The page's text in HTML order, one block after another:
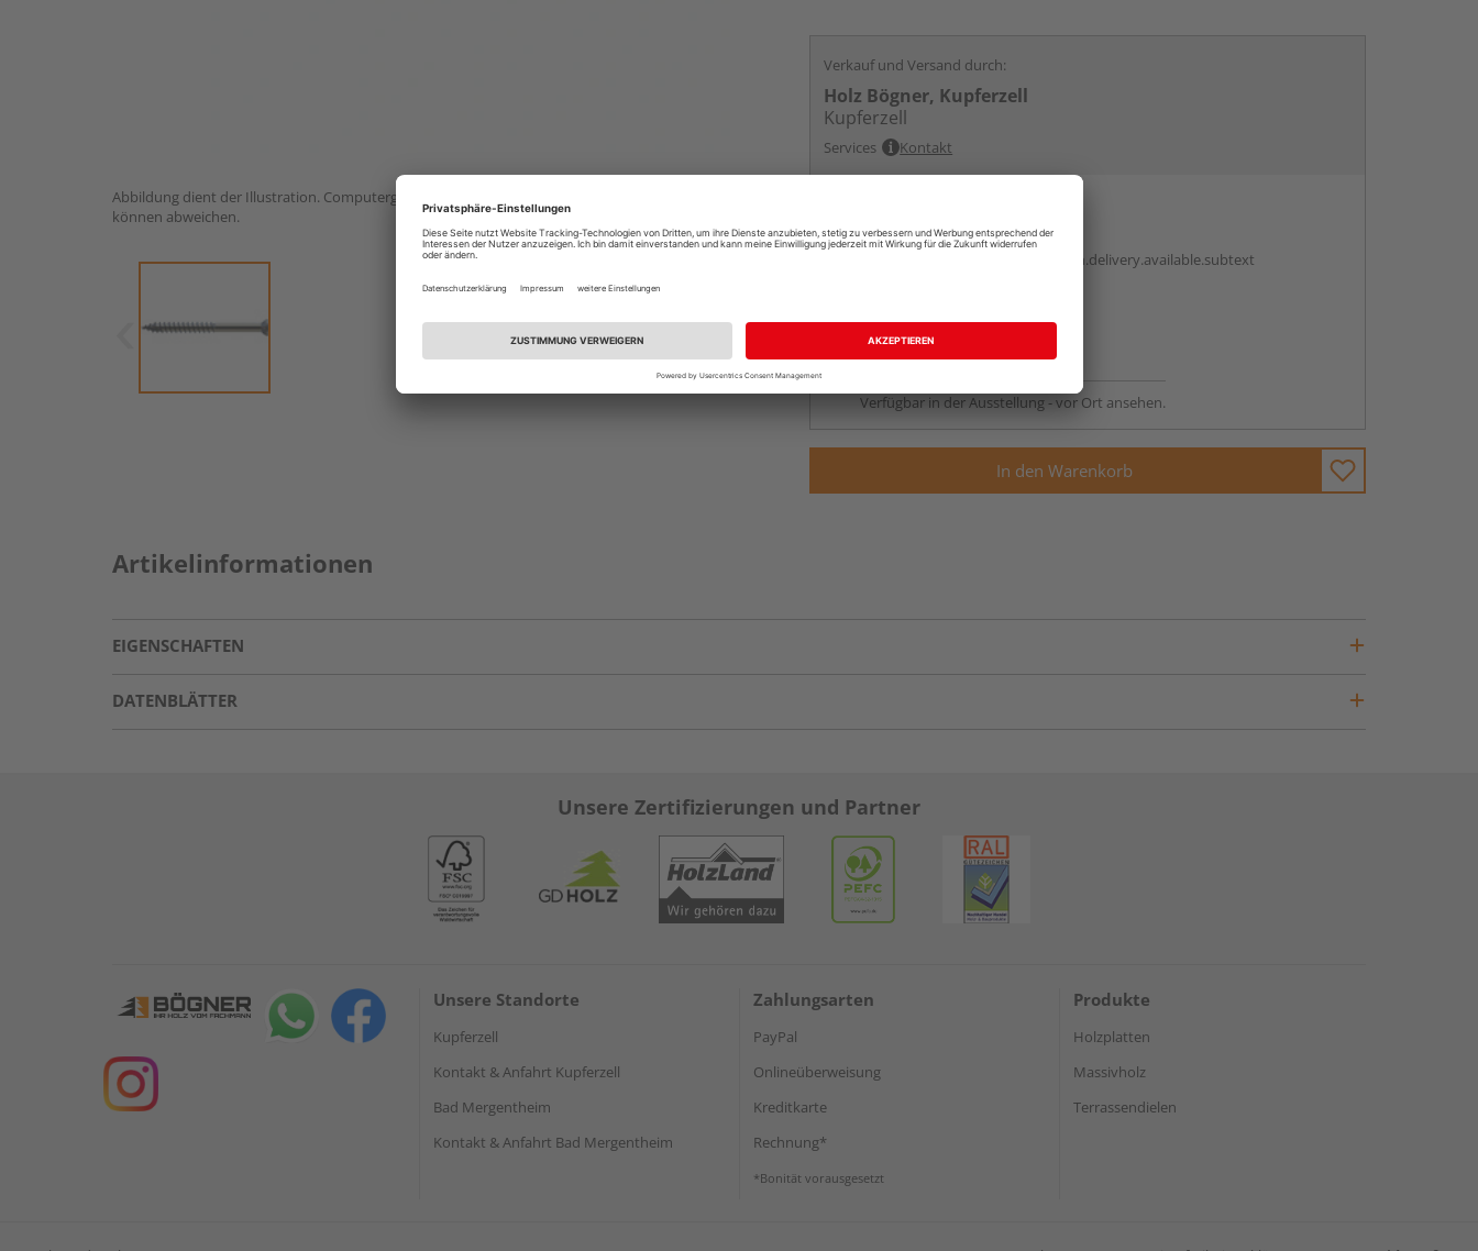
Abbildung dient der Illustration. Computergrafik – die optischen Eigenschaften des Produktes
können abweichen.
Verkauf und Versand durch:
Holz Bögner, Kupferzell
Kupferzell
Services Kontakt
Auf Lager:
vue.ads.priceMerchantBox.option.delivery.available.subtext
Beim Händler abholen
Auf Lager:Abholung möglich
Verfügbar in der Ausstellung - vor Ort ansehen.
In den Warenkorb
Artikelinformationen
EIGENSCHAFTEN
DATENBLÄTTER
Unsere Zertifizierungen und Partner
Unsere Standorte
Kupferzell
Kontakt & Anfahrt Kupferzell
Bad Mergentheim
Kontakt & Anfahrt Bad Mergentheim
Zahlungsarten
PayPal
Onlineüberweisung
Kreditkarte
Rechnung*
*Bonität vorausgesetzt
Produkte
Holzplatten
Massivholz
Terrassendielen